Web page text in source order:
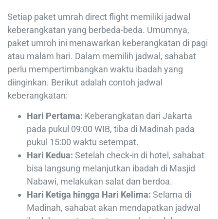
Setiap paket umrah direct flight memiliki jadwal
keberangkatan yang berbeda-beda. Umumnya,
paket umroh ini menawarkan keberangkatan di pagi
atau malam hari. Dalam memilih jadwal, sahabat
perlu mempertimbangkan waktu ibadah yang
diinginkan. Berikut adalah contoh jadwal
keberangkatan:
Hari Pertama: Keberangkatan dari Jakarta
pada pukul 09:00 WIB, tiba di Madinah pada
pukul 15:00 waktu setempat.
Hari Kedua: Setelah check-in di hotel, sahabat
bisa langsung melanjutkan ibadah di Masjid
Nabawi, melakukan salat dan berdoa.
Hari Ketiga hingga Hari Kelima: Selama di
Madinah, sahabat akan mendapatkan jadwal